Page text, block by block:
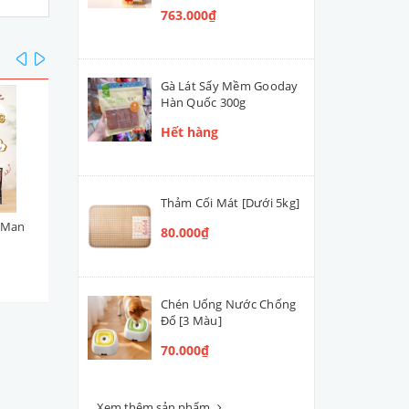
Viên Topping Bò Phô Mai
DoggyMan 100g
prev
763.000₫
Gà Lát Sấy Mềm Gooday
Hàn Quốc 300g
Hết hàng
Thảm Cối Mát [Dưới 5kg]
80.000₫
Chén Uống Nước Chống
Đổ [3 Màu]
70.000₫